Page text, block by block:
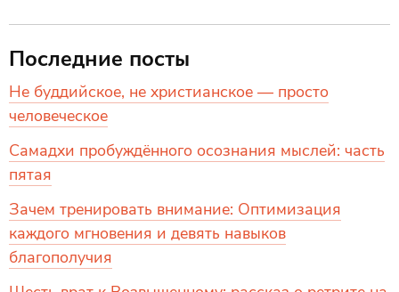
Последние посты
Не буддийское, не христианское — просто
человеческое
Самадхи пробуждённого осознания мыслей: часть
пятая
Зачем тренировать внимание: Оптимизация
каждого мгновения и девять навыков
благополучия